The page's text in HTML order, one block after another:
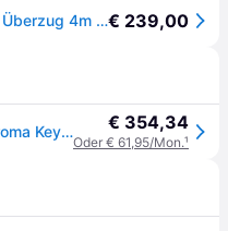
Manfrotto Panorama Hintergrund Überzug 4m Grün€ 239,00
Manfrotto Background Cover Chroma Key 4301CB 4 x 2.9m Green € 354,34
Oder € 61,95/Mon.¹